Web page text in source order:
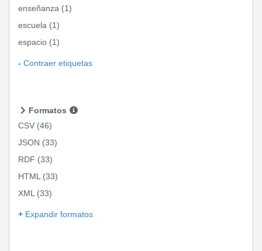
enseñanza (1)
escuela (1)
espacio (1)
Contraer etiquetas
Formatos
CSV (46)
JSON (33)
RDF (33)
HTML (33)
XML (33)
Expandir formatos